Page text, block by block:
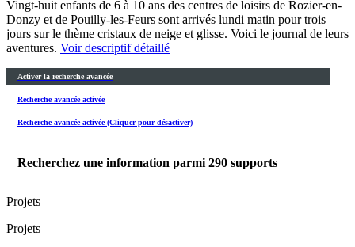
Vingt-huit enfants de 6 à 10 ans des centres de loisirs de Rozier-en-
Donzy et de Pouilly-les-Feurs sont arrivés lundi matin pour trois
jours sur le thème cristaux de neige et glisse. Voici le journal de leurs
aventures. Voir descriptif détaillé
Activer la recherche avancée
Recherche avancée activée
Recherche avancée activée (Cliquer pour désactiver)
Recherchez une information parmi 290 supports
Projets
Projets